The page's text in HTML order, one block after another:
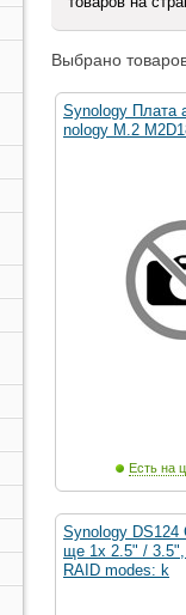
Выбрано
Synology Плата
nology M.2
Есть на
Synology DS124
ще 1x 2.5" / 3.5",
RAID modes: k